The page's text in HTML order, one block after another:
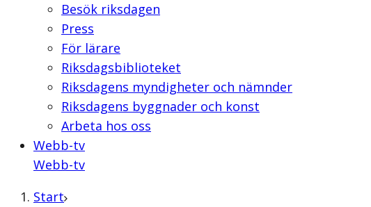
Besök riksdagen
Press
För lärare
Riksdagsbiblioteket
Riksdagens myndigheter och nämnder
Riksdagens byggnader och konst
Arbeta hos oss
Webb-tv
Webb-tv
Start